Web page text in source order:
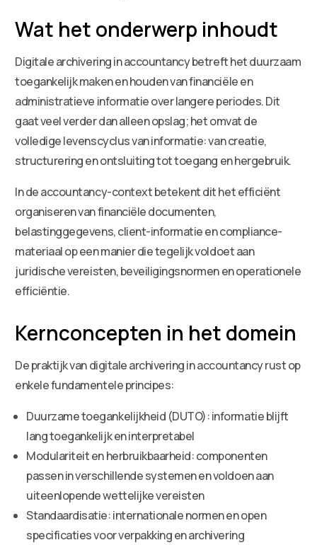
Wat het onderwerp inhoudt
Digitale archivering in accountancy betreft het duurzaam
toegankelijk maken en houden van financiële en
administratieve informatie over langere periodes. Dit
gaat veel verder dan alleen opslag; het omvat de
volledige levenscyclus van informatie: van creatie,
structurering en ontsluiting tot toegang en hergebruik.
In de accountancy-context betekent dit het efficiënt
organiseren van financiële documenten,
belastinggegevens, client-informatie en compliance-
materiaal op een manier die tegelijk voldoet aan
juridische vereisten, beveiligingsnormen en operationele
efficiëntie.
Kernconcepten in het domein
De praktijk van digitale archivering in accountancy rust op
enkele fundamentele principes:
Duurzame toegankelijkheid (DUTO): informatie blijft
lang toegankelijk en interpretabel
Modulariteit en herbruikbaarheid: componenten
passen in verschillende systemen en voldoen aan
uiteenlopende wettelijke vereisten
Standaardisatie: internationale normen en open
specificaties voor verpakking en archivering